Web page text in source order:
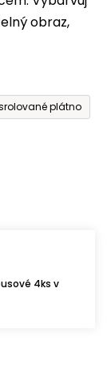
obraz,
plátno
4ks v